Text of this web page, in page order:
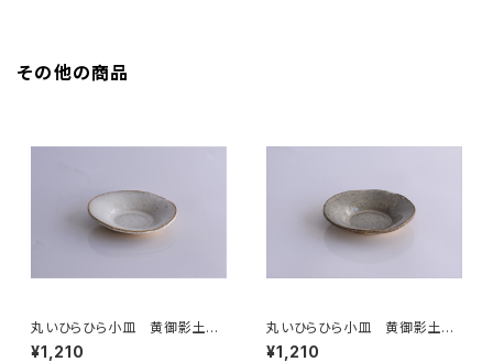
その他の商品
丸いひらひら小皿 黄御影土×
チタンマット釉
¥1,210
丸いひらひら小皿 黄御影土×
白鼠結晶釉
¥1,210